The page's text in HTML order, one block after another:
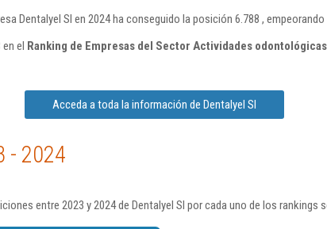
Dentalyel Sl en 2024 ha conseguido la posición 6.788 ,
el Ranking de Empresas del Sector Actividades odontológicas
Acceda a toda la información de Dentalyel Sl
- 2024
entre 2023 y 2024 de Dentalyel Sl por cada uno de los rankings